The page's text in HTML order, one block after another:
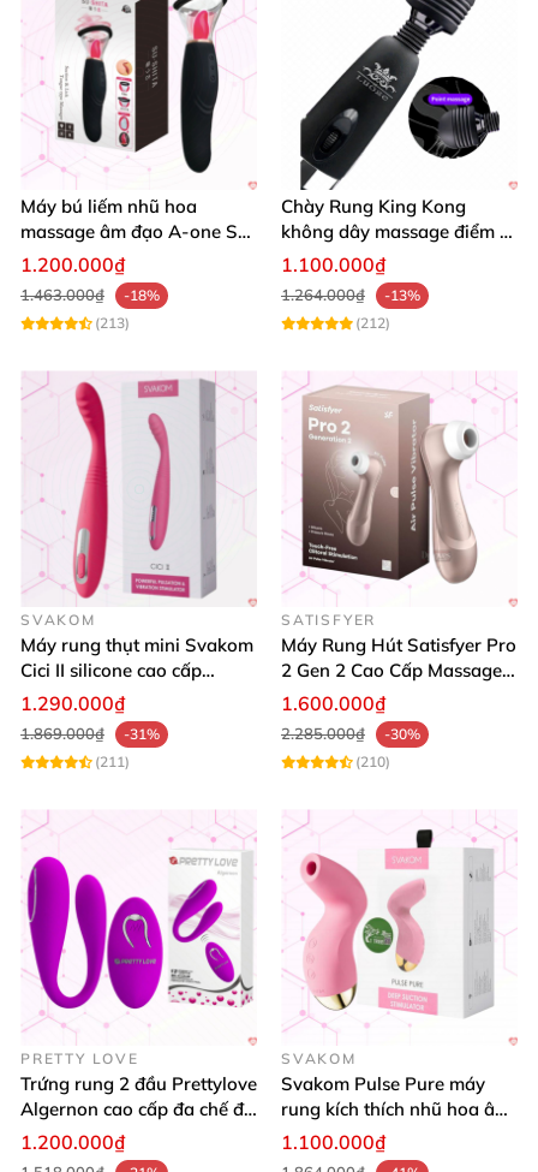
Máy bú liếm nhũ hoa
massage âm đạo A-one Su-
shita siêu kích thích
1.200.000₫
1.463.000₫
-18%
(213)
Chày Rung King Kong
không dây massage điểm G
sạc USB cao cấp chính
1.100.000₫
1.264.000₫
-13%
(212)
SVAKOM
Máy rung thụt mini Svakom
Cici II silicone cao cấp
massage điểm G
1.290.000₫
1.869.000₫
-31%
(211)
SATISFYER
Máy Rung Hút Satisfyer Pro
2 Gen 2 Cao Cấp Massage
Điểm G
1.600.000₫
2.285.000₫
-30%
(210)
PRETTY LOVE
Trứng rung 2 đầu Prettylove
Algernon cao cấp đa chế độ
kích thích
1.200.000₫
SVAKOM
Svakom Pulse Pure máy
rung kích thích nhũ hoa âm
vật công nghệ sóng âm
1.100.000₫